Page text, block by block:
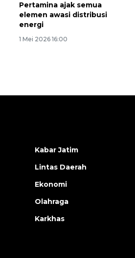
Pertamina ajak semua
elemen awasi distribusi
energi
1 Mei 2026 16:00
Kabar Jatim
Lintas Daerah
Ekonomi
Olahraga
Karkhas